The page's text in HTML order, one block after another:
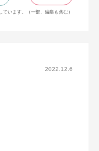
います。（一部、編集も含む）
2022.12.6